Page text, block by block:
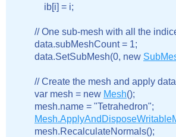
            ib[i] = i;
// One sub-mesh with all the
        data.subMeshCount = 1;
        data.SetSubMesh(0, new
// Create the mesh and apply data
        var mesh = new
Mesh();
        mesh.name = "Tetrahedron";
        mesh.RecalculateNormals();